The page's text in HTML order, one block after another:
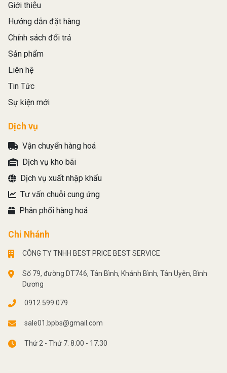
Giới thiệu
Hướng dẫn đặt hàng
Chính sách đổi trả
Sản phẩm
Liên hệ
Tin Tức
Sự kiện mới
Dịch vụ
Vận chuyển hàng hoá
Dịch vụ kho bãi
Dịch vụ xuất nhập khẩu
Tư vấn chuỗi cung ứng
Phân phối hàng hoá
Chi Nhánh
CÔNG TY TNHH BEST PRICE BEST SERVICE
Số 79, đường DT746, Tân Bình, Khánh Bình, Tân Uyên, Bình
Dương
0912 599 079
sale01.bpbs@gmail.com
Thứ 2 - Thứ 7: 8:00 - 17:30